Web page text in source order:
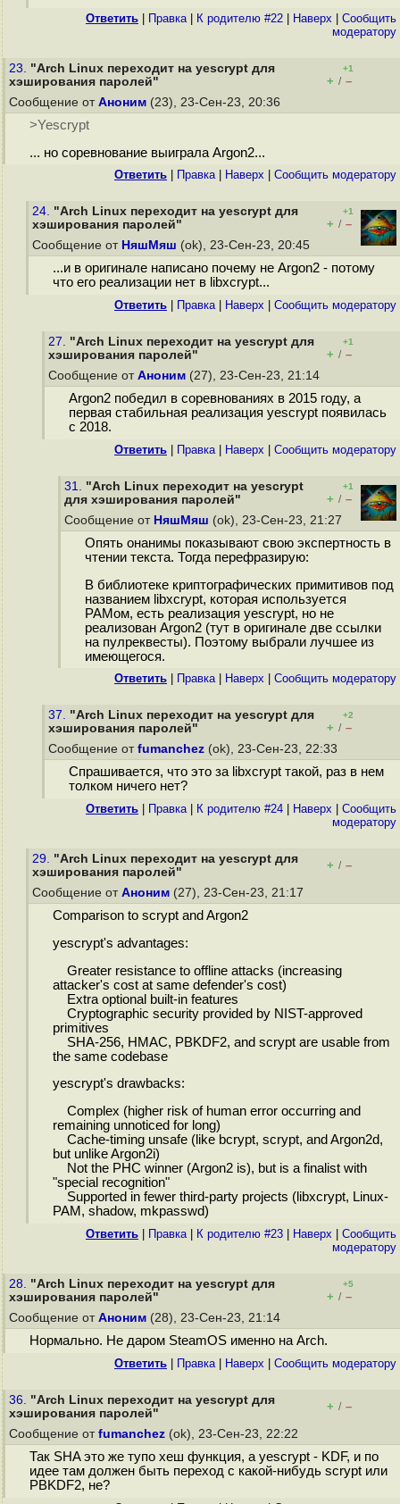
Ответить Правка| К родителю #22 Наверх
Cообщить
модератору
23. "Arch Linux переходит на yescrypt для
хэширования паролей"
+1
+ / –
Сообщение от Аноним (23), 23-Сен-23, 20:36
>Yescrypt
... но соревнование выиграла Argon2...
Ответить Правка| Наверх Cообщить модератору
24. "Arch Linux переходит на yescrypt для
хэширования паролей"
+1
+ / –
Сообщение от НяшМяш (ok), 23-Сен-23, 20:45
...и в оригинале написано почему не Argon2 - потому
что его реализации нет в libxcrypt...
Ответить Правка| Наверх Cообщить модератору
27. "Arch Linux переходит на yescrypt для
хэширования паролей"
+1
+ / –
Сообщение от Аноним (27), 23-Сен-23, 21:14
Argon2 победил в соревнованиях в 2015 году, а
первая стабильная реализация yescrypt появилась
с 2018.
Ответить Правка| Наверх Cообщить модератору
31. "Arch Linux переходит на yescrypt
для хэширования паролей"
+1
+ / –
Сообщение от НяшМяш (ok), 23-Сен-23, 21:27
Опять онанимы показывают свою экспертность в
чтении текста. Тогда перефразирую:
В библиотеке криптографических примитивов под
названием libxcrypt, которая используется
PAMом, есть реализация yescrypt, но не
реализован Argon2 (тут в оригинале две ссылки
на пулреквесты). Поэтому выбрали лучшее из
имеющегося.
Ответить Правка| Наверх Cообщить модератору
37. "Arch Linux переходит на yescrypt для
хэширования паролей"
+2
+ / –
Сообщение от fumanchez (ok), 23-Сен-23, 22:33
Спрашивается, что это за libxcrypt такой, раз в нем
толком ничего нет?
Ответить Правка| К родителю #24 Наверх
Cообщить
модератору
29. "Arch Linux переходит на yescrypt для
хэширования паролей"
+ / –
Сообщение от Аноним (27), 23-Сен-23, 21:17
Comparison to scrypt and Argon2
yescrypt's advantages:
Greater resistance to offline attacks (increasing
attacker's cost at same defender's cost)
Extra optional built-in features
Cryptographic security provided by NIST-approved
primitives
SHA-256, HMAC, PBKDF2, and scrypt are usable from
the same codebase
yescrypt's drawbacks:
Complex (higher risk of human error occurring and
remaining unnoticed for long)
Cache-timing unsafe (like bcrypt, scrypt, and Argon2d,
but unlike Argon2i)
Not the PHC winner (Argon2 is), but is a finalist with
"special recognition"
Supported in fewer third-party projects (libxcrypt, Linux-
PAM, shadow, mkpasswd)
Ответить Правка| К родителю #23 Наверх
Cообщить
модератору
28. "Arch Linux переходит на yescrypt для
хэширования паролей"
+5
+ / –
Сообщение от Аноним (28), 23-Сен-23, 21:14
Нормально. Не даром SteamOS именно на Arch.
Ответить Правка| Наверх Cообщить модератору
36. "Arch Linux переходит на yescrypt для
хэширования паролей"
+ / –
Сообщение от fumanchez (ok), 23-Сен-23, 22:22
Так SHA это же тупо хеш функция, а yescrypt - KDF, и по
идее там должен быть переход с какой-нибудь scrypt или
PBKDF2, не?